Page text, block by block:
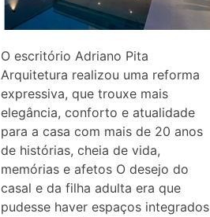
O escritório Adriano Pita
Arquitetura realizou uma reforma
expressiva, que trouxe mais
elegância, conforto e atualidade
para a casa com mais de 20 anos
de histórias, cheia de vida,
memórias e afetos O desejo do
casal e da filha adulta era que
pudesse haver espaços integrados